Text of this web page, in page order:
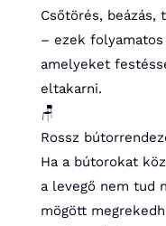
Csőtörés,
– ezek
amelyeket
eltakarni.
🪑
Rossz
Ha a bútorokat
a levegő nem tud
mögött